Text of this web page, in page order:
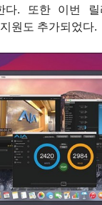
다. 또한 이번 릴
원도 추가되었다.